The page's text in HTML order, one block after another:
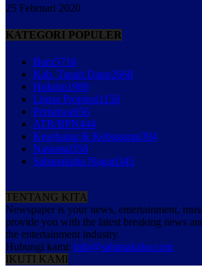
25 Februari 2020
KATEGORI POPULER
Baru5716
Kab. Tanah Datar2668
Hukrim1980
Lintas Propinsi1158
Peristiwa656
ATR/BPN444
Kesehatan & Kebugaran394
Nasional358
Sabanakaba Nagari345
TENTANG KITA
Newspaper is your news, entertainment,
provide you with the latest breaking news
the entertainment industry.
Hubungi kami: info@sabanakaba.com
IKUTI KAMI